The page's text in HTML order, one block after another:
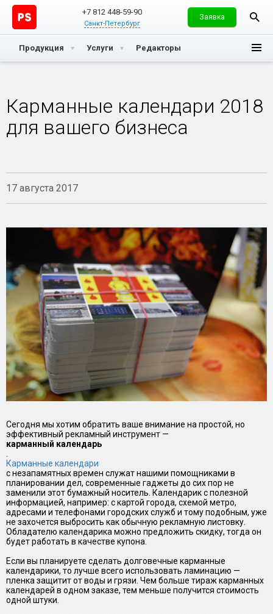
+7 812 448-59-90
Санкт-Петербург
Заявка
Продукция Услуги Редакторы
Карманные календари 2018
для вашего бизнеса
17 августа 2017
Сегодня мы хотим обратить ваше внимание на простой, но
эффективный рекламный инструмент —
карманный календарь
.
Карманные календари
с незапамятных времен служат нашими помощниками в
планировании дел, современные гаджеты до сих пор не
заменили этот бумажный носитель. Календарик с полезной
информацией, например: с картой города, схемой метро,
адресами и телефонами городских служб и тому подобным, уже
не захочется выбросить как обычную рекламную листовку.
Обладателю календарика можно предложить скидку, тогда он
будет работать в качестве купона.
Если вы планируете сделать долговечные карманные
календарики, то лучше всего использовать ламинацию —
пленка защитит от воды и грязи. Чем больше тираж карманных
календарей в одном заказе, тем меньше получится стоимость
одной штуки.